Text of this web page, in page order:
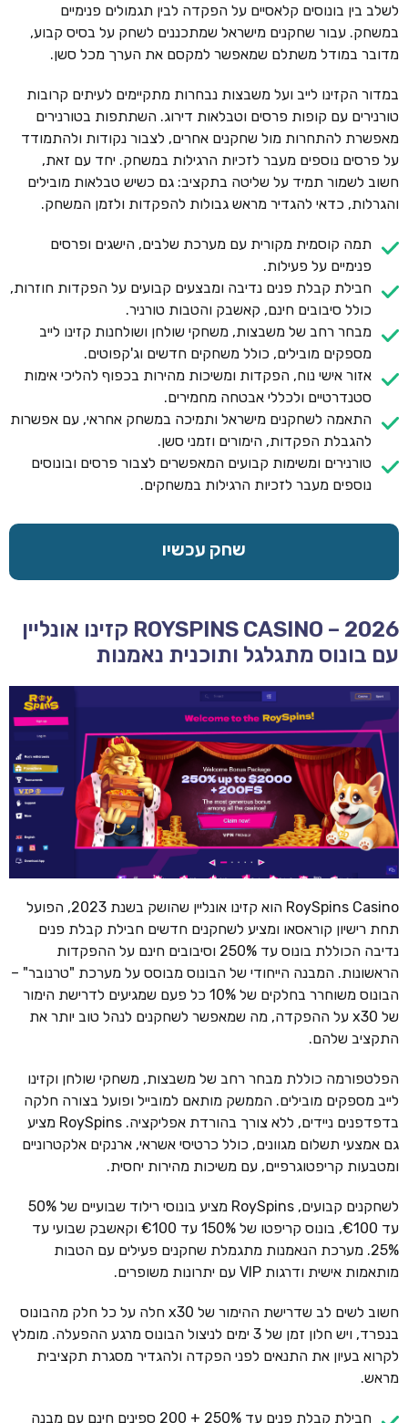
לשלב בין בונוסים קלאסיים על הפקדה לבין תגמולים פנימיים
במשחק. עבור שחקנים מישראל שמתכננים לשחק על בסיס קבוע,
מדובר במודל משתלם שמאפשר למקסם את הערך מכל סשן.
במדור הקזינו לייב ועל משבצות נבחרות מתקיימים לעיתים קרובות
טורנירים עם קופות פרסים וטבלאות דירוג. השתתפות בטורנירים
מאפשרת להתחרות מול שחקנים אחרים, לצבור נקודות ולהתמודד
על פרסים נוספים מעבר לזכיות הרגילות במשחק. יחד עם זאת,
חשוב לשמור תמיד על שליטה בתקציב: גם כשיש טבלאות מובילים
והגרלות, כדאי להגדיר מראש גבולות להפקדות ולזמן המשחק.
תמה קוסמית מקורית עם מערכת שלבים, הישגים ופרסים
פנימיים על פעילות.
חבילת קבלת פנים נדיבה ומבצעים קבועים על הפקדות חוזרות,
כולל סיבובים חינם, קאשבק והטבות טורניר.
מבחר רחב של משבצות, משחקי שולחן ושולחנות קזינו לייב
מספקים מובילים, כולל משחקים חדשים וג'קפוטים.
אזור אישי נוח, הפקדות ומשיכות מהירות בכפוף להליכי אימות
סטנדרטיים ולכללי אבטחה מחמירים.
התאמה לשחקנים מישראל ותמיכה במשחק אחראי, עם אפשרות
להגבלת הפקדות, הימורים וזמני סשן.
טורנירים ומשימות קבועים המאפשרים לצבור פרסים ובונוסים
נוספים מעבר לזכיות הרגילות במשחקים.
שחק עכשיו
ROYSPINS CASINO – 2026 קזינו אונליין
עם בונוס מתגלגל ותוכנית נאמנות
RoySpins Casino הוא קזינו אונליין שהושק בשנת 2023, הפועל
תחת רישיון קוראסאו ומציע לשחקנים חדשים חבילת קבלת פנים
נדיבה הכוללת בונוס עד 250% וסיבובים חינם על ההפקדות
הראשונות. המבנה הייחודי של הבונוס מבוסס על מערכת "טרנובר" –
הבונוס משוחרר בחלקים של 10% כל פעם שמגיעים לדרישת הימור
של x30 על ההפקדה, מה שמאפשר לשחקנים לנהל טוב יותר את
התקציב שלהם.
הפלטפורמה כוללת מבחר רחב של משבצות, משחקי שולחן וקזינו
לייב מספקים מובילים. הממשק מותאם למובייל ופועל בצורה חלקה
בדפדפנים ניידים, ללא צורך בהורדת אפליקציה. RoySpins מציע
גם אמצעי תשלום מגוונים, כולל כרטיסי אשראי, ארנקים אלקטרוניים
ומטבעות קריפטוגרפיים, עם משיכות מהירות יחסית.
לשחקנים קבועים, RoySpins מציע בונוסי רילוד שבועיים של 50%
עד €100, בונוס קריפטו של 150% עד €100 וקאשבק שבועי עד
25%. מערכת הנאמנות מתגמלת שחקנים פעילים עם הטבות
מותאמות אישית ודרגות VIP עם יתרונות משופרים.
חשוב לשים לב שדרישת ההימור של x30 חלה על כל חלק מהבונוס
בנפרד, ויש חלון זמן של 3 ימים לניצול הבונוס מרגע ההפעלה. מומלץ
לקרוא בעיון את התנאים לפני הפקדה ולהגדיר מסגרת תקציבית
מראש.
חבילת קבלת פנים עד 250% + 200 ספינים חינם עם מבנה